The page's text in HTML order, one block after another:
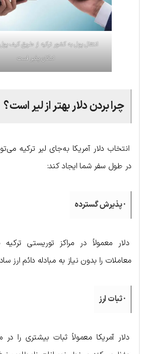
انتقال پول به کشور ترکیه از طریق کیف
امکان پذیر است
چرا بردن دلار بهتر از لیر است؟
انتخاب دلار آمریکا به‌جای لیر ترکیه
در طول سفر شما ایجاد کند:
· پذیرش گسترده
دلار معمولاً در مراکز توریستی
معاملات را بدون نیاز به مبادله دائم ارز
· ثبات ارز
دلار آمریکا معمولاً ثبات بیشتری را در